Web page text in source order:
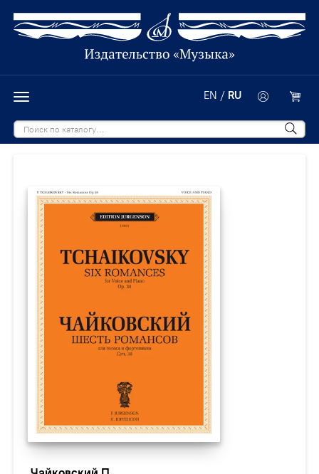
EN / RU